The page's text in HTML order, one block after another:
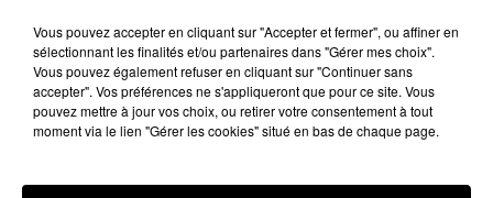
21 février 2025 - 4 min 14 sec
LES INFOS DU TARN DU 21/02/2025 À 08H00
Vous pouvez accepter en cliquant sur "Accepter et fermer", ou affiner en
sélectionnant les finalités et/ou partenaires dans "Gérer mes choix".
Vous pouvez également refuser en cliquant sur "Continuer sans
accepter". Vos préférences ne s'appliqueront que pour ce site. Vous
pouvez mettre à jour vos choix, ou retirer votre consentement à tout
moment via le lien "Gérer les cookies" situé en bas de chaque page.